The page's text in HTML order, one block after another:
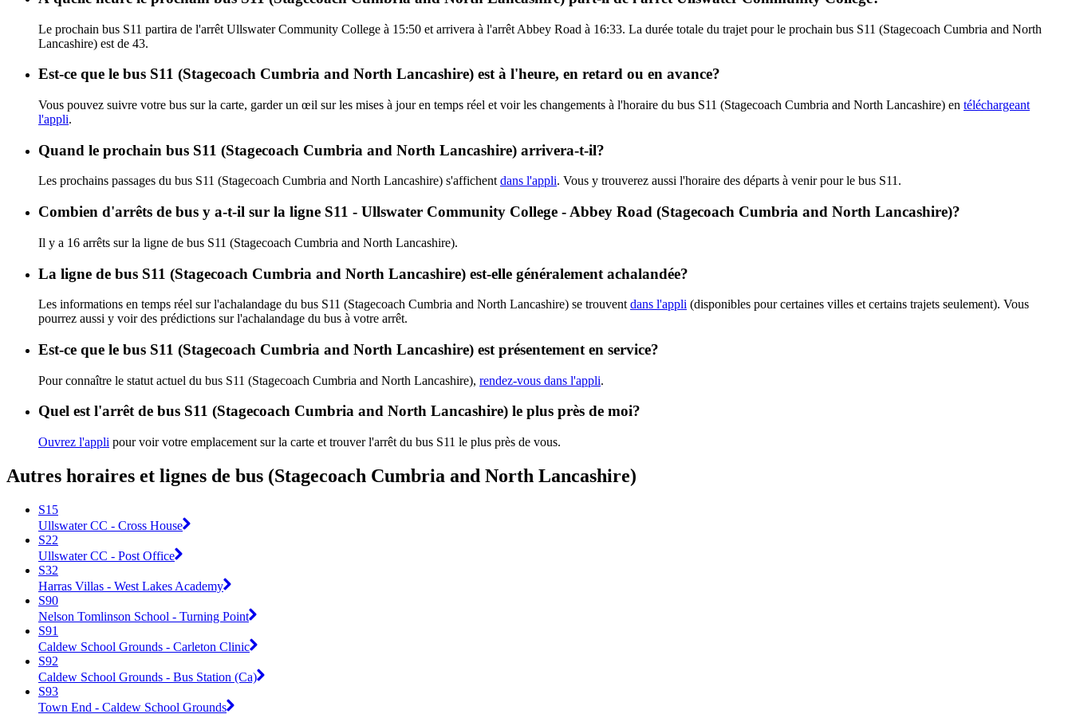
Le prochain bus S11 partira de l'arrêt Ullswater Community College à 15:50 et arrivera à l'arrêt Abbey Road à 16:33. La durée totale du trajet pour le prochain bus S11 (Stagecoach Cumbria and North
Lancashire) est de 43.
Est-ce que le bus S11 (Stagecoach Cumbria and North Lancashire) est à l'heure, en retard ou en avance?
Vous pouvez suivre votre bus sur la carte, garder un œil sur les mises à jour en temps réel et voir les changements à l'horaire du bus S11 (Stagecoach Cumbria and North Lancashire) en téléchargeant
l'appli.
Quand le prochain bus S11 (Stagecoach Cumbria and North Lancashire) arrivera-t-il?
Les prochains passages du bus S11 (Stagecoach Cumbria and North Lancashire) s'affichent dans l'appli. Vous y trouverez aussi l'horaire des départs à venir pour le bus S11.
Combien d'arrêts de bus y a-t-il sur la ligne S11 - Ullswater Community College - Abbey Road (Stagecoach Cumbria and North Lancashire)?
Il y a 16 arrêts sur la ligne de bus S11 (Stagecoach Cumbria and North Lancashire).
La ligne de bus S11 (Stagecoach Cumbria and North Lancashire) est-elle généralement achalandée?
Les informations en temps réel sur l'achalandage du bus S11 (Stagecoach Cumbria and North Lancashire) se trouvent dans l'appli (disponibles pour certaines villes et certains trajets seulement). Vous
pourrez aussi y voir des prédictions sur l'achalandage du bus à votre arrêt.
Est-ce que le bus S11 (Stagecoach Cumbria and North Lancashire) est présentement en service?
Pour connaître le statut actuel du bus S11 (Stagecoach Cumbria and North Lancashire), rendez-vous dans l'appli.
Quel est l'arrêt de bus S11 (Stagecoach Cumbria and North Lancashire) le plus près de moi?
Ouvrez l'appli pour voir votre emplacement sur la carte et trouver l'arrêt du bus S11 le plus près de vous.
Autres horaires et lignes de bus (Stagecoach Cumbria and North Lancashire)
S15
Ullswater CC - Cross House
S22
Ullswater CC - Post Office
S32
Harras Villas - West Lakes Academy
S90
Nelson Tomlinson School - Turning Point
S91
Caldew School Grounds - Carleton Clinic
S92
Caldew School Grounds - Bus Station (Ca)
S93
Town End - Caldew School Grounds